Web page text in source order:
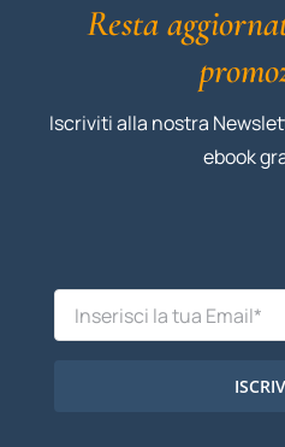
Resta
Iscriviti alla nostra
ebook